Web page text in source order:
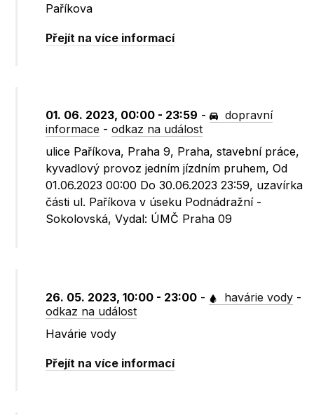
Paříkova
Přejít na více informací
01. 06. 2023, 00:00 - 23:59 -
dopravní
informace -odkaz na událost
ulice Paříkova, Praha 9, Praha, stavební práce,
kyvadlový provoz jedním jízdním pruhem, Od
01.06.2023 00:00 Do 30.06.2023 23:59, uzavírka
části ul. Paříkova v úseku Podnádražní -
Sokolovská, Vydal: ÚMČ Praha 09
26. 05. 2023, 10:00 - 23:00 - havárie vody -
odkaz na událost
Havárie vody
Přejít na více informací